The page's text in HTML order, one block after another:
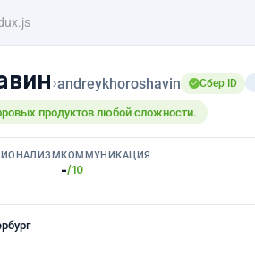
›andreykhoroshavin Сбер ID
продуктов любой сложности.
КОММУНИКАЦИЯ
-/10